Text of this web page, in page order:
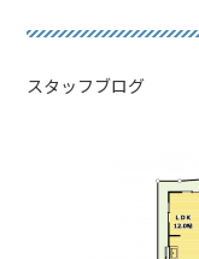
スタッフブログ